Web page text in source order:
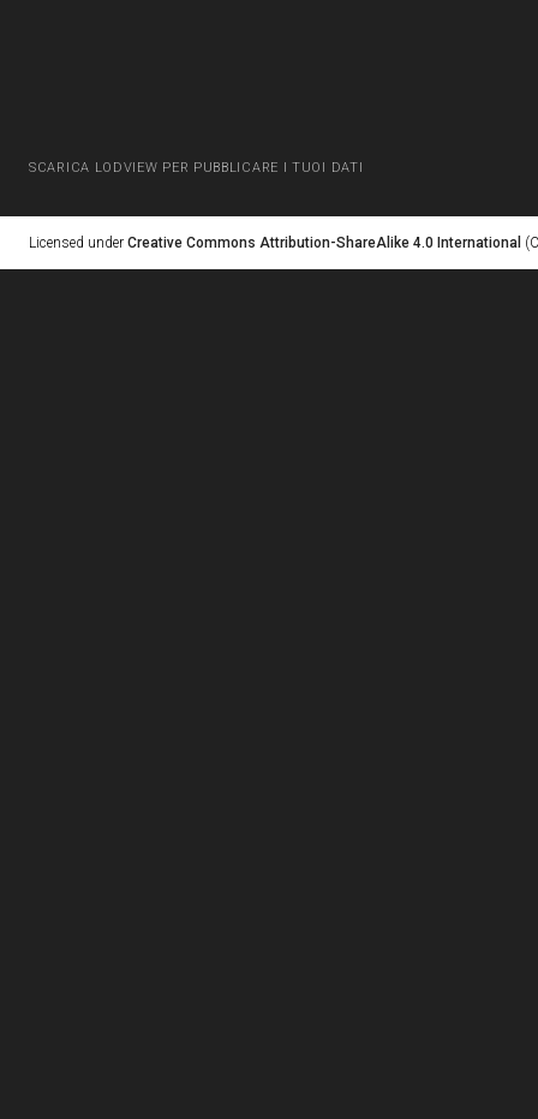
SCARICA LODVIEW PER PUBBLICARE I TUOI DATI
Licensed under Creative Commons Attribution-ShareAlike 4.0 International